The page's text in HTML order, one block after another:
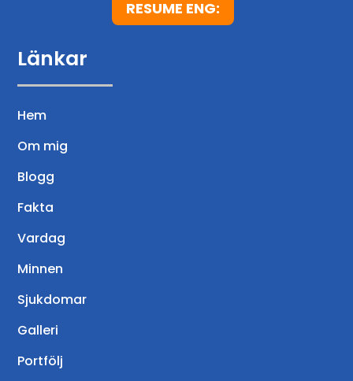
RESUME ENG:
Länkar
Hem
Om mig
Blogg
Fakta
Vardag
Minnen
Sjukdomar
Galleri
Portfölj